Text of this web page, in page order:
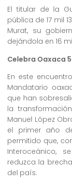
El titular de la
pública de 17 mil
Murat, su
dejándola en 16
Celebra Oaxaca
En este
Mandatario
que han
la
Manuel López
el primer año
permitido que,
Interoceánico,
reduzca la
del país.